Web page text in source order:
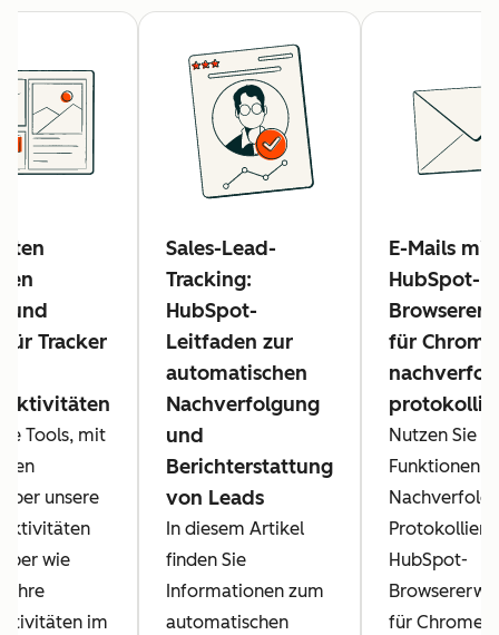
und
Tracker
Tools, mit
unsere
wie
Ihre
im
Sales-Lead-
Tracking:
HubSpot-
Leitfaden zur
automatischen
Nachverfolgung
und
Berichterstattung
von Leads
In diesem Artikel
finden Sie
Informationen zum
automatischen
E-Mails
HubSpot-
für Chrome
Nutzen Sie
Funktionen
HubSpot-
für Chrome,